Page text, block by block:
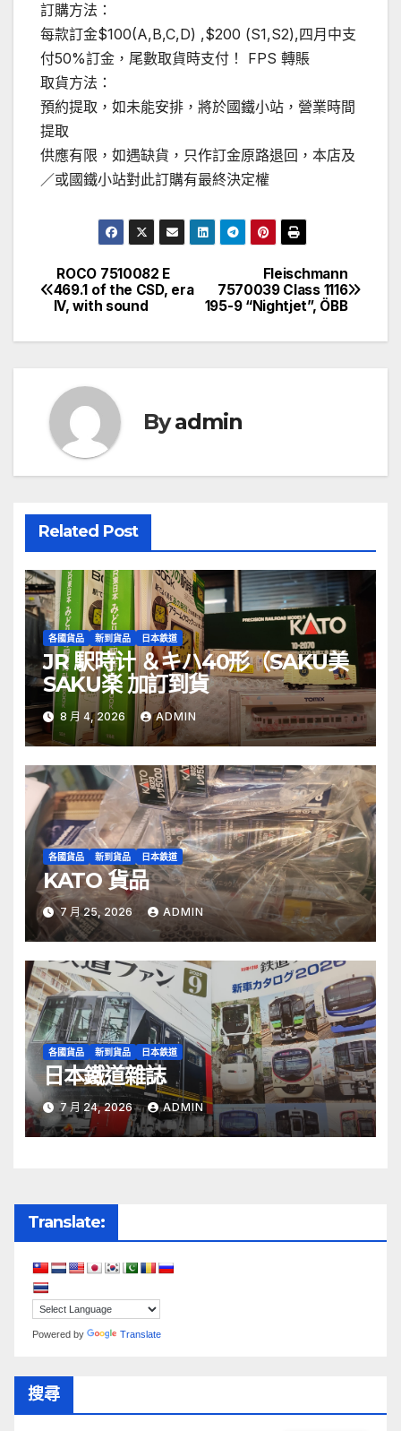
訂購方法：
每款訂金$100(A,B,C,D) ,$200 (S1,S2),四月中支
付50%訂金，尾數取貨時支付！ FPS 轉賬
取貨方法：
預約提取，如未能安排，將於國鐵小站，營業時間
提取
供應有限，如遇缺貨，只作訂金原路退回，本店及
／或國鐵小站對此訂購有最終決定權
文
章
覽
Fleischmann
7570039 Class 1116
195-9 “Nightjet”, ÖBB
ROCO 7510082 E
469.1 of the CSD, era
IV, with sound
Byadmin
Related Post
各國貨品 新到貨品 日本鉄道
JR 駅時计 ＆キハ40形（SAKU美
SAKU楽 加訂到貨
8 月 4, 2026 ADMIN
各國貨品 新到貨品 日本鉄道
KATO 貨品
7 月 25, 2026 ADMIN
各國貨品 新到貨品 日本鉄道
日本鐵道雜誌
7 月 24, 2026 ADMIN
Translate:
Powered by Translate
搜尋